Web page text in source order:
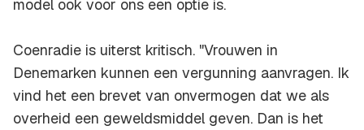
model ook voor ons een optie is.
Coenradie is uiterst kritisch. "Vrouwen in
Denemarken kunnen een vergunning aanvragen. Ik
vind het een brevet van onvermogen dat we als
overheid een geweldsmiddel geven. Dan is het